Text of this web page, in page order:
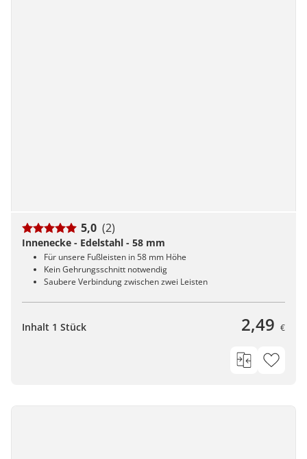
5,0 (2)
Innenecke - Edelstahl - 58 mm
Für unsere Fußleisten in 58 mm Höhe
Kein Gehrungsschnitt notwendig
Saubere Verbindung zwischen zwei Leisten
Inhalt 1 Stück 2,49 €